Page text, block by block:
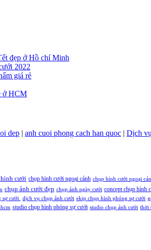
đẹp ở Hồ chí Minh
2022
giá rẻ
ở HCM
dep | anh cuoi phong cach han quoc | Dịch
cưới chụp hình cưới ngoại cảnh chụp hình cưới ngoại
chụp ảnh cưới đẹp chụp ảnh ngày cưới concept chụp hình
sự cưới. dịch vụ chụp ảnh cưới ekip chụp hình phóng sự cưới
studio chụp hình phóng sự cưới studio chụp ảnh cưới thời